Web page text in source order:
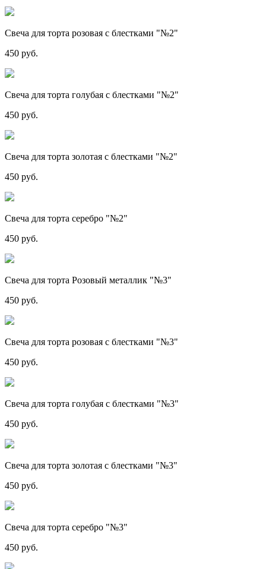
Свеча для торта розовая с блестками "№2"
450 руб.
Свеча для торта голубая с блестками "№2"
450 руб.
Свеча для торта золотая с блестками "№2"
450 руб.
Свеча для торта серебро "№2"
450 руб.
Свеча для торта Розовый металлик "№3"
450 руб.
Свеча для торта розовая с блестками "№3"
450 руб.
Свеча для торта голубая с блестками "№3"
450 руб.
Свеча для торта золотая с блестками "№3"
450 руб.
Свеча для торта серебро "№3"
450 руб.